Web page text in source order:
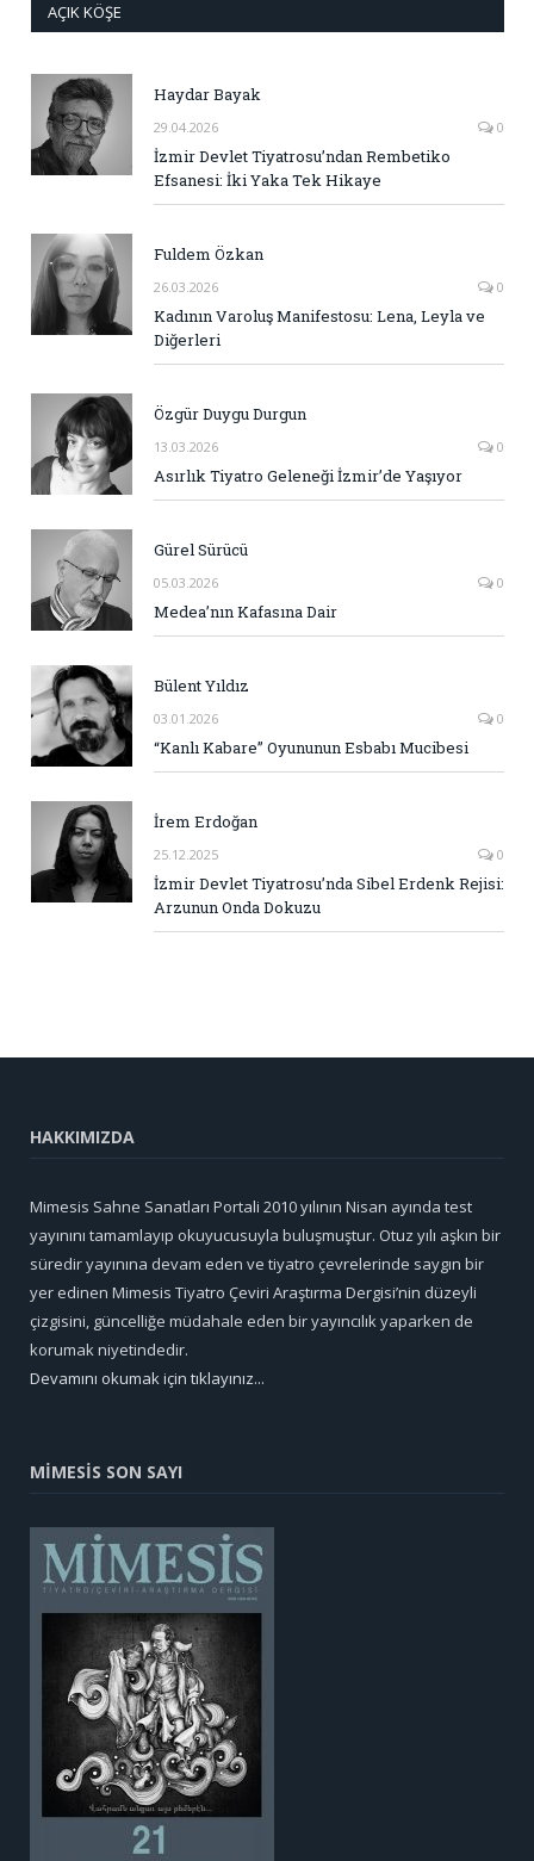
AÇIK KÖŞE
Haydar Bayak
29.04.2026 0
İzmir Devlet Tiyatrosu’ndan Rembetiko
Efsanesi: İki Yaka Tek Hikaye
Fuldem Özkan
26.03.2026 0
Kadının Varoluş Manifestosu: Lena, Leyla ve
Diğerleri
Özgür Duygu Durgun
13.03.2026 0
Asırlık Tiyatro Geleneği İzmir’de Yaşıyor
Gürel Sürücü
05.03.2026 0
Medea’nın Kafasına Dair
Bülent Yıldız
03.01.2026 0
“Kanlı Kabare” Oyununun Esbabı Mucibesi
İrem Erdoğan
25.12.2025 0
İzmir Devlet Tiyatrosu’nda Sibel Erdenk Rejisi:
Arzunun Onda Dokuzu
HAKKIMIZDA
Mimesis Sahne Sanatları Portali 2010 yılının Nisan ayında test
yayınını tamamlayıp okuyucusuyla buluşmuştur. Otuz yılı aşkın bir
süredir yayınına devam eden ve tiyatro çevrelerinde saygın bir
yer edinen Mimesis Tiyatro Çeviri Araştırma Dergisi’nin düzeyli
çizgisini, güncelliğe müdahale eden bir yayıncılık yaparken de
korumak niyetindedir.
Devamını okumak için tıklayınız...
MİMESİS SON SAYI